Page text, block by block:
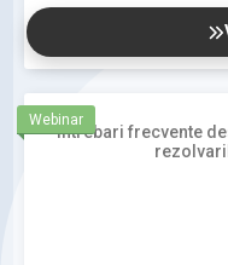
Webinar
Intrebari frecvente